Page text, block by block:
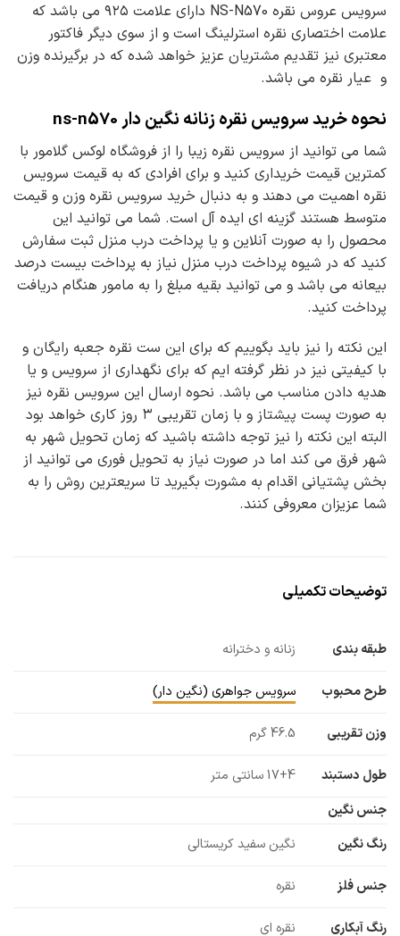
سرویس عروس نقره NS-N570 دارای علامت ۹۲۵ می باشد که
علامت اختصاری نقره استرلینگ است و از سوی دیگر فاکتور
معتبری نیز تقدیم مشتریان عزیز خواهد شده که در برگیرنده وزن
و عیار نقره می باشد.
نحوه خرید سرویس نقره زنانه نگین دار ns-n570
شما می توانید از سرویس نقره زیبا را از فروشگاه لوکس گلامور با
کمترین قیمت خریداری کنید و برای افرادی که به قیمت سرویس
نقره اهمیت می دهند و به دنبال خرید سرویس نقره وزن و قیمت
متوسط هستند گزینه ای ایده آل است. شما می توانید این
محصول را به صورت آنلاین و یا پرداخت درب منزل ثبت سفارش
کنید که در شیوه پرداخت درب منزل نیاز به پرداخت بیست درصد
بیعانه می باشد و می توانید بقیه مبلغ را به مامور هنگام دریافت
پرداخت کنید.
این نکته را نیز باید بگوییم که برای این ست نقره جعبه رایگان و
با کیفیتی نیز در نظر گرفته ایم که برای نگهداری از سرویس و یا
هدیه دادن مناسب می باشد. نحوه ارسال این سرویس نقره نیز
به صورت پست پیشتاز و با زمان تقریبی ۳ روز کاری خواهد بود
البته این نکته را نیز توجه داشته باشید که زمان تحویل شهر به
شهر فرق می کند اما در صورت نیاز به تحویل فوری می توانید از
بخش پشتیانی اقدام به مشورت بگیرید تا سریعترین روش را به
شما عزیزان معروفی کنند.
توضیحات تکمیلی
طبقه بندی زنانه و دخترانه
طرح محبوب سرویس جواهری (نگین دار)
وزن تقریبی 46.5 گرم
طول دستبند
17+4 سانتی متر
جنس نگین
رنگ نگین
نگین سفید کریستالی
جنس فلز نقره
رنگ آبکاری نقره ای